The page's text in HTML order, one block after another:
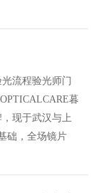
流程验光师门
暮
现于武汉与上
础，全场镜片